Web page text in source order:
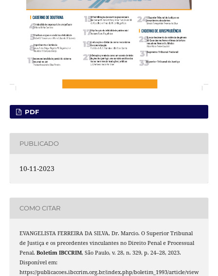
PDF
PUBLICADO
10-11-2023
COMO CITAR
EVANGELISTA FERREIRA DA SILVA, Dr. Marcio. O Superior Tribunal
de Justiça e os precedentes vinculantes no Direito Penal e Processual
Penal. Boletim IBCCRIM, São Paulo, v. 28, n. 329, p. 24–28, 2023.
Disponível em:
https://publicacoes.ibccrim.org.br/index.php/boletim_1993/article/view